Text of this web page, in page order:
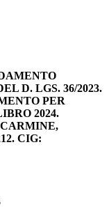
D. LGS. 36/2023.
PER
2024.
CIG: